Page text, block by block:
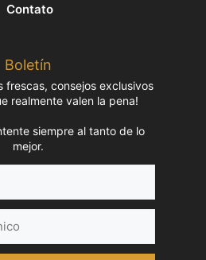
Contato
Boletín
frescas, consejos exclusivos
realmente valen la pena!
siempre al tanto de lo
mejor.